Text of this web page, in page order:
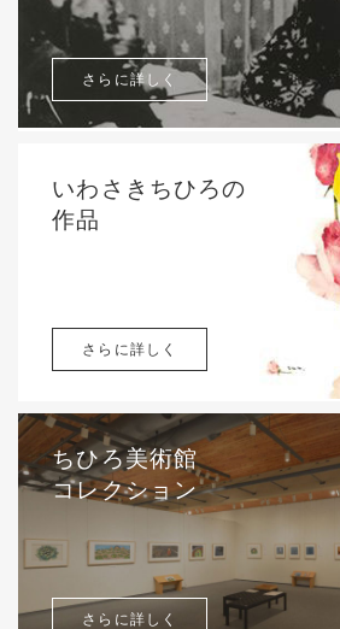
さらに詳しく
いわさきちひろの
作品
さらに詳しく
ちひろ美術館
コレクション
さらに詳しく